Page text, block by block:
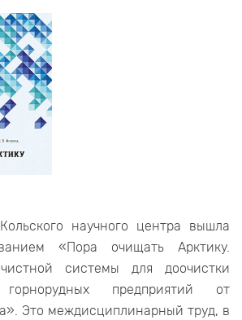
научного центра вышла
«Пора очищать Арктику.
системы для доочистки
предприятий от
Это междисциплинарный труд, в